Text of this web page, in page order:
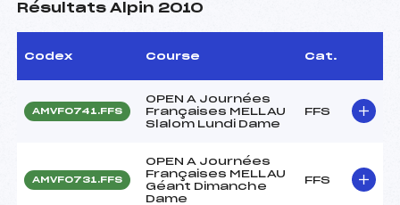
Résultats Alpin 2010
Codex Course Cat.
AMVF0741.FFS
OPEN A Journées
Françaises MELLAU
Slalom Lundi Dame
FFS
AMVF0731.FFS
OPEN A Journées
Françaises MELLAU
Géant Dimanche
Dame
FFS